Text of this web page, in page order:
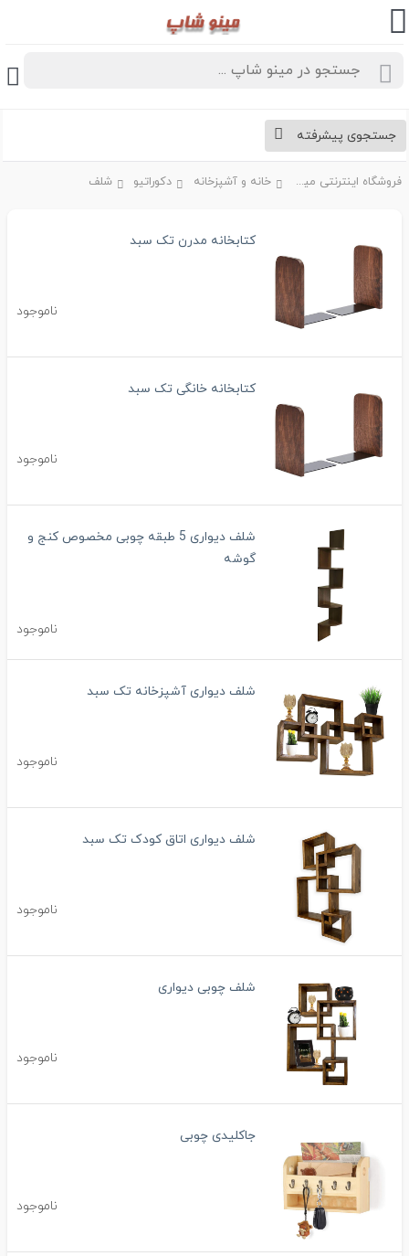
جستجوی پیشرفته
فروشگاه اینترنتی مینو شاپ خانه و آشپزخانه دکوراتیو شلف
کتابخانه مدرن تک سبد
ناموجود
کتابخانه خانگی تک سبد
ناموجود
شلف دیواری 5 طبقه چوبی مخصوص کنج و
گوشه
ناموجود
شلف دیواری آشپزخانه تک سبد
ناموجود
شلف دیواری اتاق کودک تک سبد
ناموجود
شلف چوبی دیواری
ناموجود
جاکلیدی چوبی
ناموجود